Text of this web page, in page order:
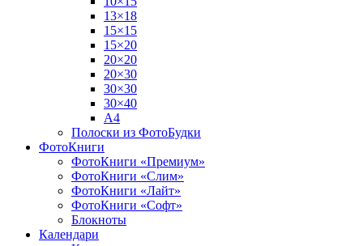
13×18
15×15
15×20
20×20
20×30
30×30
30×40
A4
Полоски из ФотоБудки
ФотоКниги
ФотоКниги «Премиум»
ФотоКниги «Слим»
ФотоКниги «Лайт»
ФотоКниги «Софт»
Блокноты
Календари